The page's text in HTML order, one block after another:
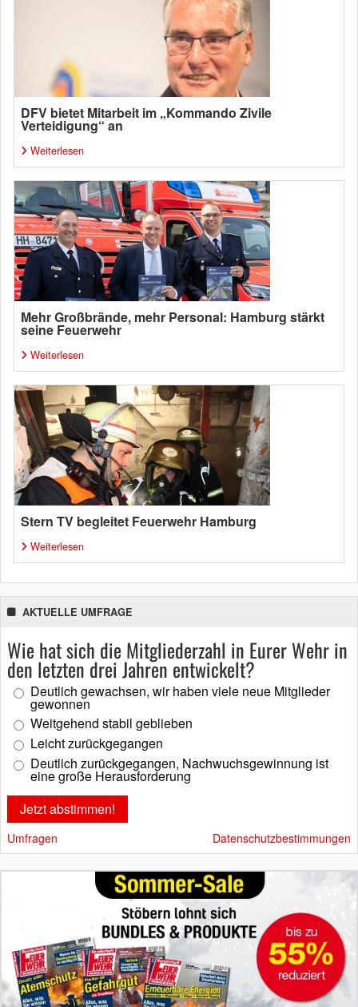
DFV bietet Mitarbeit im „Kommando Zivile
Verteidigung“ an
Weiterlesen
Mehr Großbrände, mehr Personal: Hamburg stärkt
seine Feuerwehr
Weiterlesen
Stern TV begleitet Feuerwehr Hamburg
Weiterlesen
AKTUELLE UMFRAGE
Wie hat sich die Mitgliederzahl in Eurer Wehr in
den letzten drei Jahren entwickelt?
Deutlich gewachsen, wir haben viele neue Mitglieder
gewonnen
Weitgehend stabil geblieben
Leicht zurückgegangen
Deutlich zurückgegangen, Nachwuchsgewinnung ist
eine große Herausforderung
Umfragen Datenschutzbestimmungen